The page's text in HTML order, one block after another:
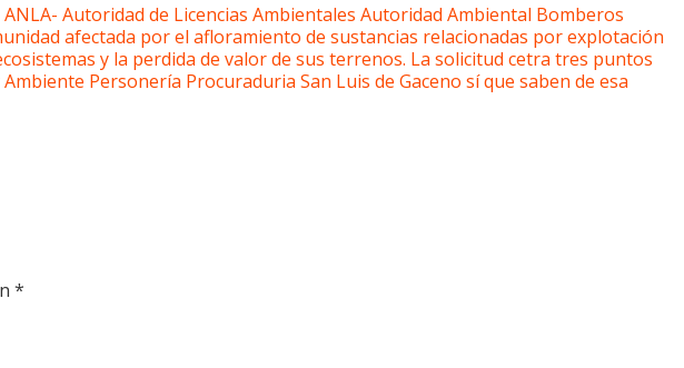
Autoridad de Licencias Ambientales Autoridad Ambiental Bomberos
afectada por el afloramiento de sustancias relacionadas por explotación
y la perdida de valor de sus terrenos. La solicitud cetra tres puntos
Personería Procuraduria San Luis de Gaceno sí que saben de esa
*